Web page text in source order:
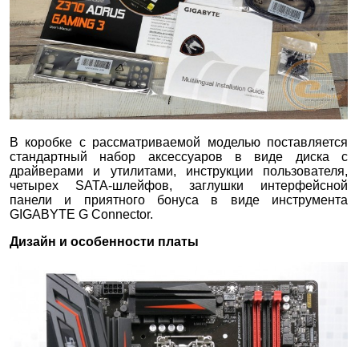
В коробке с рассматриваемой моделью поставляется
стандартный набор аксессуаров в виде диска с
драйверами и утилитами, инструкции пользователя,
четырех SATA-шлейфов, заглушки интерфейсной
панели и приятного бонуса в виде инструмента
GIGABYTE G Connector.
Дизайн и особенности платы